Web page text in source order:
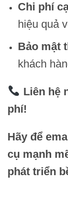
Chi phí
hiệu quả
Bảo mật
khách
Liên hệ
phí!
Hãy để
cụ mạnh
phát triển